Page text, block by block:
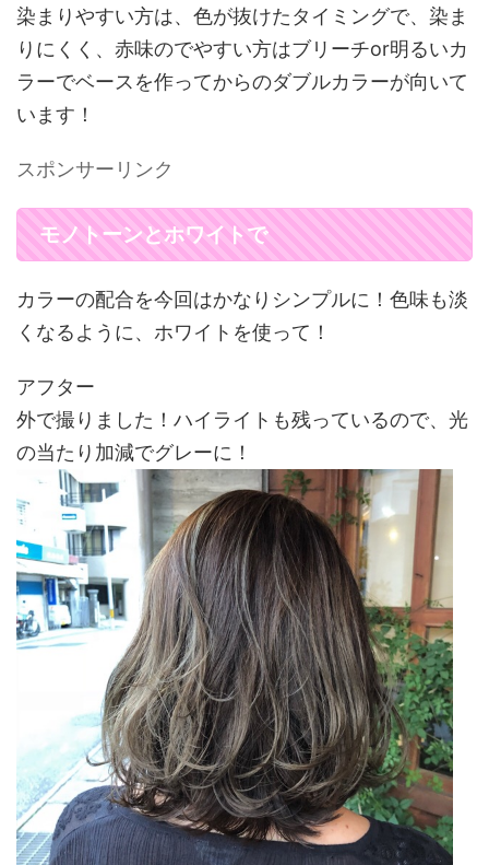
染まりやすい方は、色が抜けたタイミングで、染ま
りにくく、赤味のでやすい方はブリーチor明るいカ
ラーでベースを作ってからのダブルカラーが向いて
います！
スポンサーリンク
モノトーンとホワイトで
カラーの配合を今回はかなりシンプルに！色味も淡
くなるように、ホワイトを使って！
アフター
外で撮りました！ハイライトも残っているので、光
の当たり加減でグレーに！